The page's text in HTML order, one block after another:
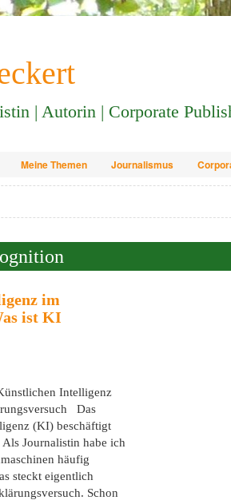
| Autorin | Corporate
Meine Themen Journalismus
im
ist KI
Intelligenz
Das
(KI) beschäftigt
Journalistin habe ich
häufig
steckt eigentlich
Schon